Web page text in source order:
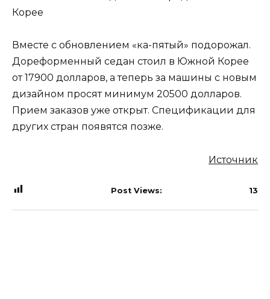
Вместе с обновлением «ка-пятый» подорожал.
Дореформенный седан стоил в Южной Корее
от 17900 долларов, а теперь за машины с новым
дизайном просят минимум 20500 долларов.
Прием заказов уже открыт. Спецификации для
других стран появятся позже.
Источник
Post Views: 13